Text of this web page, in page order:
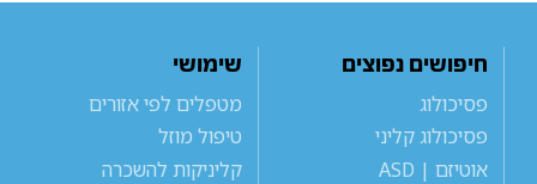
חיפושים נפוצים
פסיכולוג
פסיכולוג קליני
אוטיזם | ASD
שימושי
מטפלים לפי אזורים
טיפול מוזל
קליניקות להשכרה